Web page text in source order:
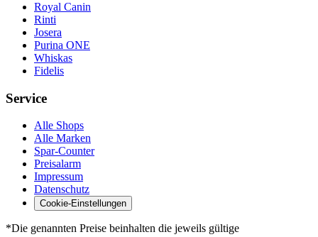
Royal Canin
Rinti
Josera
Purina ONE
Whiskas
Fidelis
Service
Alle Shops
Alle Marken
Spar-Counter
Preisalarm
Impressum
Datenschutz
Cookie-Einstellungen
*Die genannten Preise beinhalten die jeweils gültige